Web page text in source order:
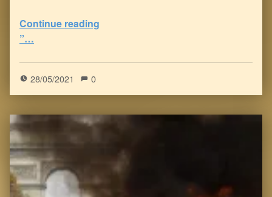
Continue reading
”…
28/05/2021 0